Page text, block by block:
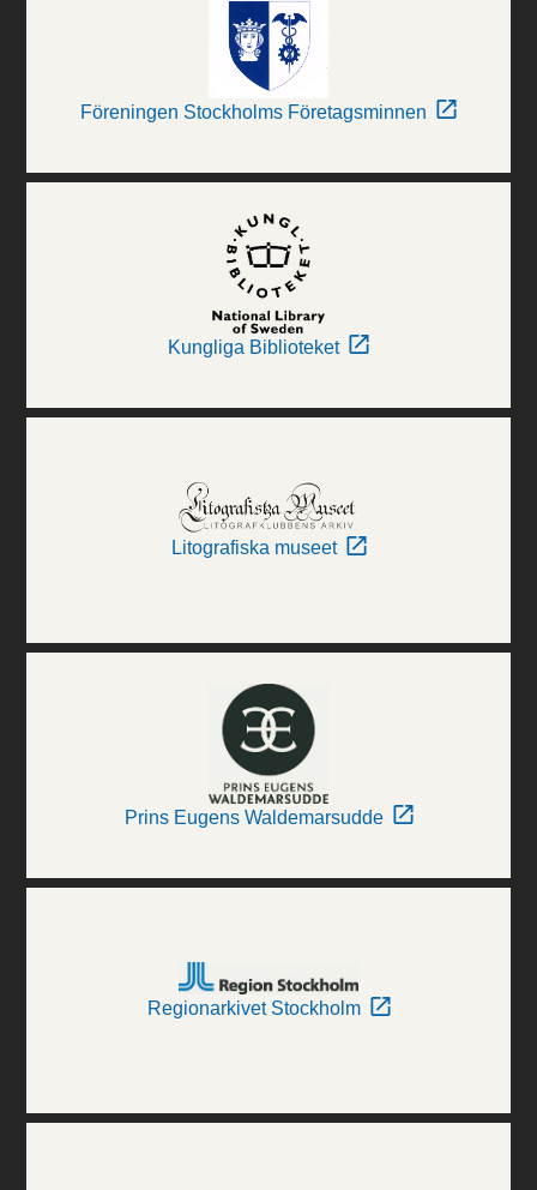
Föreningen Stockholms Företagsminnen
Kungliga Biblioteket
Litografiska museet
Prins Eugens Waldemarsudde
Regionarkivet Stockholm